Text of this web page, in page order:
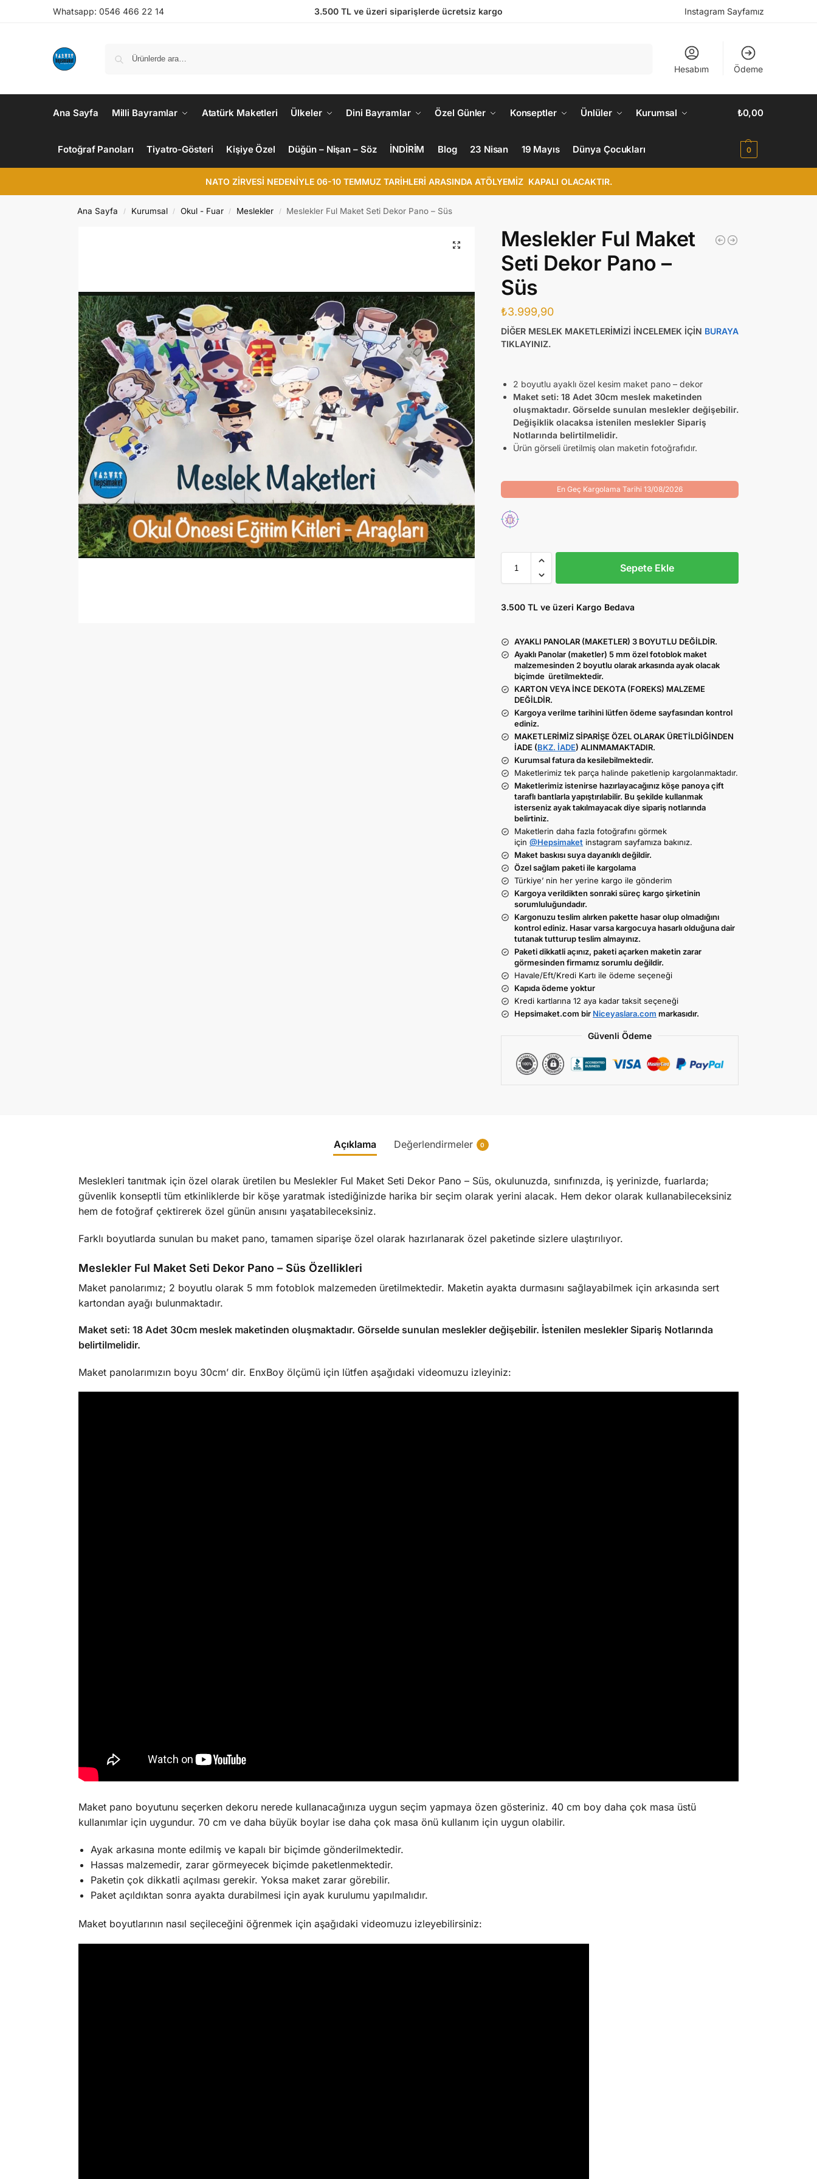
Whatsapp: 0546 466 22 14 3.500 TL ve üzeri siparişlerde ücretsiz kargo Instagram Sayfamız
Hesabım Ödeme
Ana Sayfa Milli Bayramlar Atatürk Maketleri Ülkeler Dini Bayramlar Özel Günler Konseptler Ünlüler Kurumsal
Fotoğraf Panoları Tiyatro-Gösteri Kişiye Özel Düğün – Nişan – Söz İNDİRİM Blog 23 Nisan 19 Mayıs Dünya Çocukları
₺0,00
0
NATO ZİRVESİ NEDENİYLE 06-10 TEMMUZ TARİHLERİ ARASINDA ATÖLYEMİZ KAPALI OLACAKTIR.
Ana Sayfa / Kurumsal / Okul - Fuar / Meslekler / Meslekler Ful Maket Seti Dekor Pano – Süs
Meslekler Ful Maket
Seti Dekor Pano –
Süs
₺3.999,90
DİĞER MESLEK MAKETLERİMİZİ İNCELEMEK İÇİN BURAYA
TIKLAYINIZ.
2 boyutlu ayaklı özel kesim maket pano – dekor
Maket seti: 18 Adet 30cm meslek maketinden
oluşmaktadır. Görselde sunulan meslekler değişebilir.
Değişiklik olacaksa istenilen meslekler Sipariş
Notlarında belirtilmelidir.
Ürün görseli üretilmiş olan maketin fotoğrafıdır.
En Geç Kargolama Tarihi 13/08/2026
Sepete Ekle
3.500 TL ve üzeri Kargo Bedava
AYAKLI PANOLAR (MAKETLER) 3 BOYUTLU DEĞİLDİR.
Ayaklı Panolar (maketler) 5 mm özel fotoblok maket
malzemesinden 2 boyutlu olarak arkasında ayak olacak
biçimde üretilmektedir.
KARTON VEYA İNCE DEKOTA (FOREKS) MALZEME
DEĞİLDİR.
Kargoya verilme tarihini lütfen ödeme sayfasından kontrol
ediniz.
MAKETLERİMİZ SİPARİŞE ÖZEL OLARAK ÜRETİLDİĞİNDEN
İADE (BKZ. İADE) ALINMAMAKTADIR.
Kurumsal fatura da kesilebilmektedir.
Maketlerimiz tek parça halinde paketlenip kargolanmaktadır.
Maketlerimiz istenirse hazırlayacağınız köşe panoya çift
taraflı bantlarla yapıştırılabilir. Bu şekilde kullanmak
isterseniz ayak takılmayacak diye sipariş notlarında
belirtiniz.
Maketlerin daha fazla fotoğrafını görmek
için@Hepsimaket instagram sayfamıza bakınız.
Maket baskısı suya dayanıklı değildir.
Özel sağlam paketi ile kargolama
Türkiye’ nin her yerine kargo ile gönderim
Kargoya verildikten sonraki süreç kargo şirketinin
sorumluluğundadır.
Kargonuzu teslim alırken pakette hasar olup olmadığını
kontrol ediniz. Hasar varsa kargocuya hasarlı olduğuna dair
tutanak tutturup teslim almayınız.
Paketi dikkatli açınız, paketi açarken maketin zarar
görmesinden firmamız sorumlu değildir.
Havale/Eft/Kredi Kartı ile ödeme seçeneği
Kapıda ödeme yoktur
Kredi kartlarına 12 aya kadar taksit seçeneği
Hepsimaket.com bir Niceyaslara.com markasıdır.
Güvenli Ödeme
Açıklama Değerlendirmeler 0
Meslekleri tanıtmak için özel olarak üretilen bu Meslekler Ful Maket Seti Dekor Pano – Süs, okulunuzda, sınıfınızda, iş yerinizde, fuarlarda;
güvenlik konseptli tüm etkinliklerde bir köşe yaratmak istediğinizde harika bir seçim olarak yerini alacak. Hem dekor olarak kullanabileceksiniz
hem de fotoğraf çektirerek özel günün anısını yaşatabileceksiniz.
Farklı boyutlarda sunulan bu maket pano, tamamen siparişe özel olarak hazırlanarak özel paketinde sizlere ulaştırılıyor.
Meslekler Ful Maket Seti Dekor Pano – Süs Özellikleri
Maket panolarımız; 2 boyutlu olarak 5 mm fotoblok malzemeden üretilmektedir. Maketin ayakta durmasını sağlayabilmek için arkasında sert
kartondan ayağı bulunmaktadır.
Maket seti: 18 Adet 30cm meslek maketinden oluşmaktadır. Görselde sunulan meslekler değişebilir. İstenilen meslekler Sipariş Notlarında
belirtilmelidir.
Maket panolarımızın boyu 30cm’ dir. EnxBoy ölçümü için lütfen aşağıdaki videomuzu izleyiniz:
Maket pano boyutunu seçerken dekoru nerede kullanacağınıza uygun seçim yapmaya özen gösteriniz. 40 cm boy daha çok masa üstü
kullanımlar için uygundur. 70 cm ve daha büyük boylar ise daha çok masa önü kullanım için uygun olabilir.
Ayak arkasına monte edilmiş ve kapalı bir biçimde gönderilmektedir.
Hassas malzemedir, zarar görmeyecek biçimde paketlenmektedir.
Paketin çok dikkatli açılması gerekir. Yoksa maket zarar görebilir.
Paket açıldıktan sonra ayakta durabilmesi için ayak kurulumu yapılmalıdır.
Maket boyutlarının nasıl seçileceğini öğrenmek için aşağıdaki videomuzu izleyebilirsiniz: